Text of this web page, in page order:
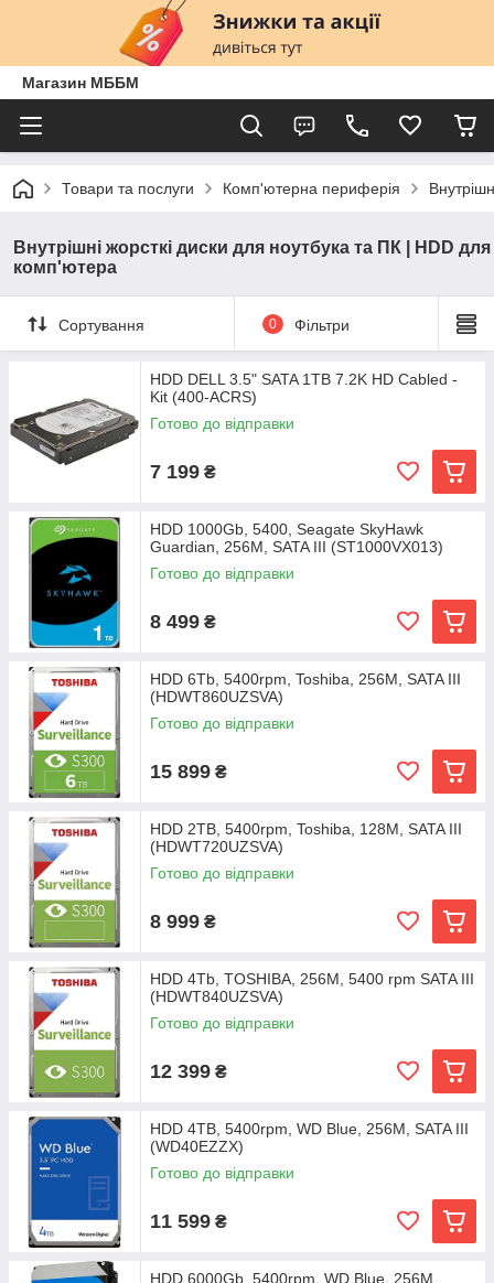
Магазин МББМ
Товари та послуги Комп'ютерна периферія
Внутрішні жорсткі диски для ноутбука та ПК | HDD для
комп'ютера
Сортування 0 Фільтри
HDD DELL 3.5" SATA 1TB 7.2K HD Cabled -
Kit (400-ACRS)
Готово до відправки
7 199 ₴
HDD 1000Gb, 5400, Seagate SkyHawk
Guardian, 256M, SATA III (ST1000VX013)
Готово до відправки
8 499 ₴
HDD 6Tb, 5400rpm, Toshiba, 256M, SATA III
(HDWT860UZSVA)
Готово до відправки
15 899 ₴
HDD 2TB, 5400rpm, Toshiba, 128M, SATA III
(HDWT720UZSVA)
Готово до відправки
8 999 ₴
HDD 4Tb, TOSHIBA, 256M, 5400 rpm SATA III
(HDWT840UZSVA)
Готово до відправки
12 399 ₴
HDD 4TB, 5400rpm, WD Blue, 256M, SATA III
(WD40EZZX)
Готово до відправки
11 599 ₴
HDD 6000Gb, 5400rpm, WD Blue, 256M,